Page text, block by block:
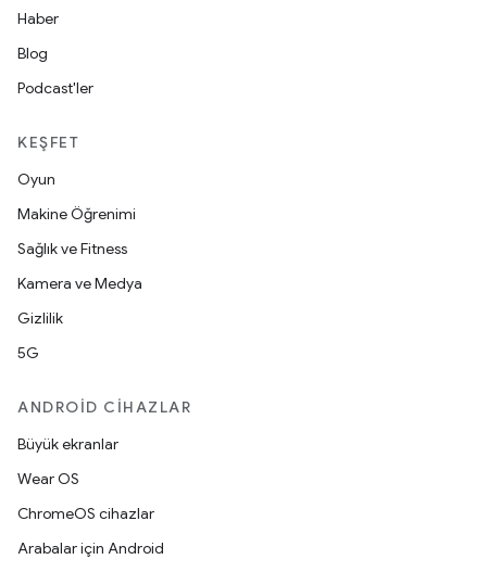
Haber
Blog
Podcast'ler
KEŞFET
Oyun
Makine Öğrenimi
Sağlık ve Fitness
Kamera ve Medya
Gizlilik
5G
ANDROID CIHAZLAR
Büyük ekranlar
Wear OS
ChromeOS cihazlar
Arabalar için Android